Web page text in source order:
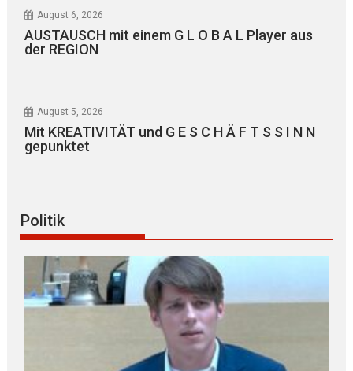
August 6, 2026
AUSTAUSCH mit einem G L O B A L Player aus
der REGION
August 5, 2026
Mit KREATIVITÄT und G E S C H Ä F T S S I N N
gepunktet
Politik